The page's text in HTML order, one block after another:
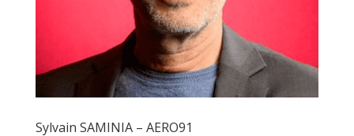
Sylvain SAMINIA – AERO91